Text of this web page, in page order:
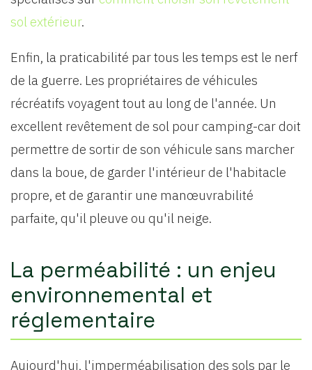
sol extérieur.
Enfin, la praticabilité par tous les temps est le nerf
de la guerre. Les propriétaires de véhicules
récréatifs voyagent tout au long de l'année. Un
excellent revêtement de sol pour camping-car doit
permettre de sortir de son véhicule sans marcher
dans la boue, de garder l'intérieur de l'habitacle
propre, et de garantir une manœuvrabilité
parfaite, qu'il pleuve ou qu'il neige.
La perméabilité : un enjeu
environnemental et
réglementaire
Aujourd'hui, l'imperméabilisation des sols par le